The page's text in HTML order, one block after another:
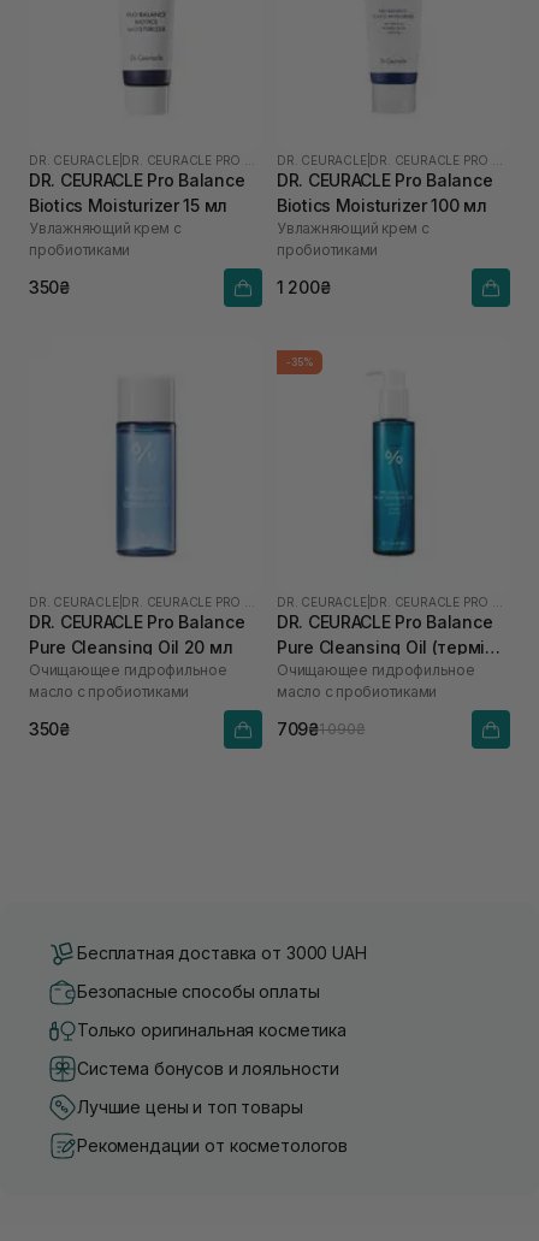
DR. CEURACLE
DR. CEURACLE Pro Balance
Biotics Moisturizer 15 мл
Увлажняющий крем с
пробиотиками
350₴
DR. CEURACLE
DR. CEURACLE Pro Balance
Biotics Moisturizer 100 мл
Увлажняющий крем с
пробиотиками
1 200₴
DR. CEURACLE
DR. CEURACLE Pro Balance
Pure Cleansing Oil 20 мл
Очищающее гидрофильное
масло с пробиотиками
350₴
-35%
DR. CEURACLE
DR. CEURACLE Pro Balance
Pure Cleansing Oil (термін
до 01.27р.) 155 мл
Очищающее гидрофильное
масло с пробиотиками
709₴1 090₴
Бесплатная доставка от 3000 UAH
Безопасные способы оплаты
Только оригинальная косметика
Система бонусов и лояльности
Лучшие цены и топ товары
Рекомендации от косметологов